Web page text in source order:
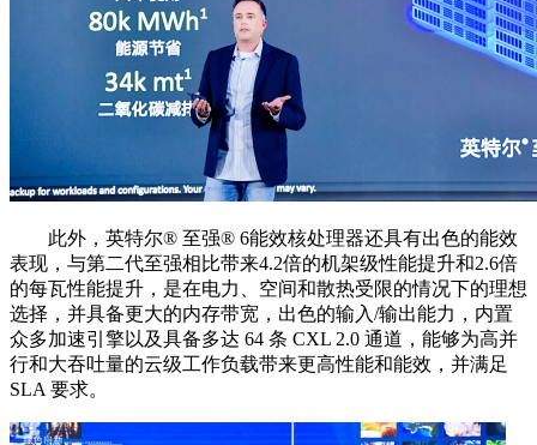
此外，英特尔®️ 至强®️ 6能效核处理器还具有出色的能效
表现，与第二代至强相比带来4.2倍的机架级性能提升和2.6倍
的每瓦性能提升，是在电力、空间和散热受限的情况下的理想
选择，并具备更大的内存带宽，出色的输入/输出能力，内置
众多加速引擎以及具备多达 64 条 CXL 2.0 通道，能够为高并
行和大吞吐量的云级工作负载带来更高性能和能效，并满足
SLA 要求。